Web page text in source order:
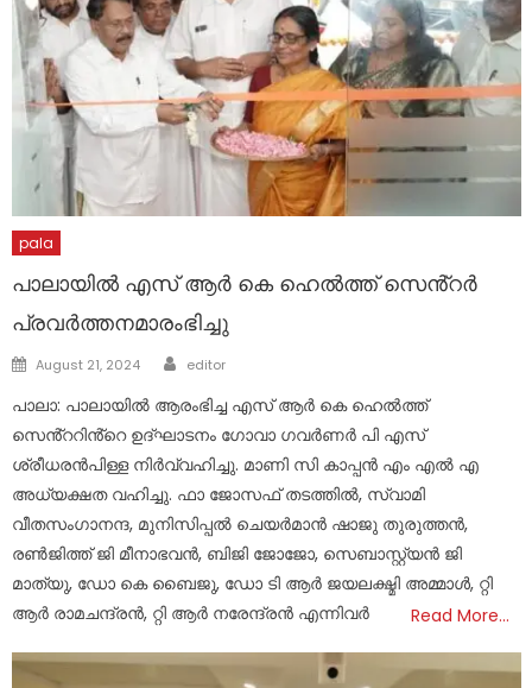
pala
പാലായിൽ എസ് ആർ കെ ഹെൽത്ത് സെൻ്റർ
പ്രവർത്തനമാരംഭിച്ചു
Posted
August 21, 2024 Author
editor
പാലാ: പാലായിൽ ആരംഭിച്ച എസ് ആർ കെ ഹെൽത്ത്
സെൻ്ററിൻ്റെ ഉദ്ഘാടനം ഗോവാ ഗവർണർ പി എസ്
ശ്രീധരൻപിള്ള നിർവ്വഹിച്ചു. മാണി സി കാപ്പൻ എം എൽ എ
അധ്യക്ഷത വഹിച്ചു. ഫാ ജോസഫ് തടത്തിൽ, സ്വാമി
വീതസംഗാനന്ദ, മുനിസിപ്പൽ ചെയർമാൻ ഷാജു തുരുത്തൻ,
രൺജിത്ത് ജി മീനാഭവൻ, ബിജി ജോജോ, സെബാസ്റ്റ്യൻ ജി
മാത്യു, ഡോ കെ ബൈജു, ഡോ ടി ആർ ജയലക്ഷ്മി അമ്മാൾ, റ്റി
ആർ രാമചന്ദ്രൻ, റ്റി ആർ നരേന്ദ്രൻ എന്നിവർ
Read More…